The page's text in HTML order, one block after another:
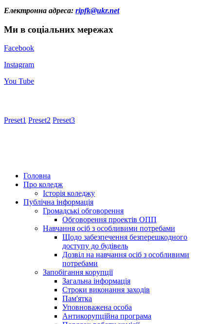
Електронна адреса: ripfk@ukr.net
Ми в соціальних мережах
Facebook
Instagram
You Tube
Preset1 Preset2 Preset3
Головна
Про коледж
Історія коледжу
Публічна інформація
Громадські обговорення
Обговорення проектів ОПП
Навчання осіб з особливими потребами
Щодо забезпечення безперешкодного
доступу до будівель
Дозвіл на навчання осіб з особливими
потребами
Запобігання корупції
Загальна інформація
Строки виконання заходів
Пам'ятка
Уповноважена особа
Антикорупційна програма